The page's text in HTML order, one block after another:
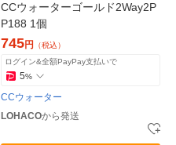
CCウォーターゴールド2Way2P
P188 1個
745円
（税込）
ログイン&全額PayPay支払いで
5%
CCウォーター
LOHACOから発送